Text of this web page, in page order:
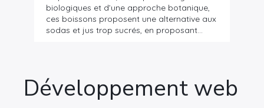
biologiques et d’une approche botanique,
ces boissons proposent une alternative aux
sodas et jus trop sucrés, en proposant…
Développement web